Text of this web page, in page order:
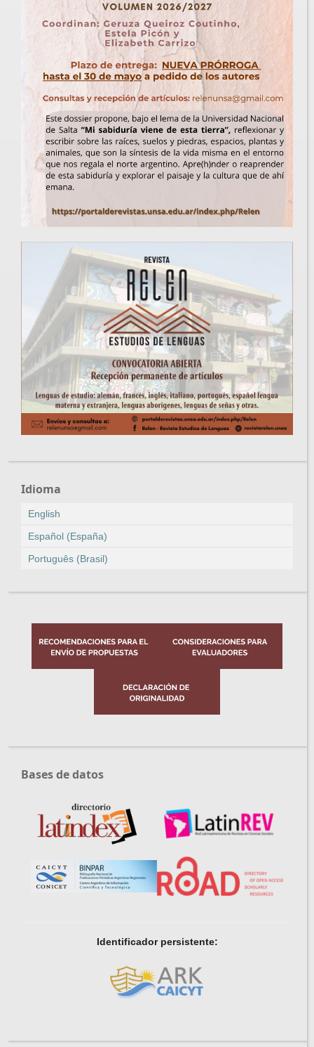
Idioma
English
Español (España)
Português (Brasil)
Bases de datos
Identificador persistente: